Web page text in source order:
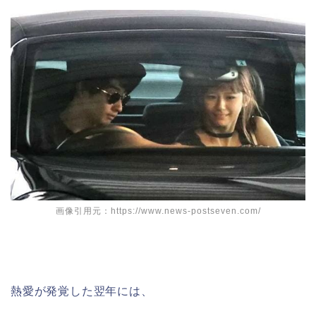
画像引用元：https://www.news-postseven.com/
熱愛が発覚した翌年には、